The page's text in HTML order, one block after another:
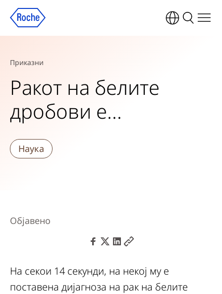
Приказни
Ракот на белите
дробови е...
Наука
Објавено
На секои 14 секунди, на некоj му е
поставена дијагноза на рак на белите